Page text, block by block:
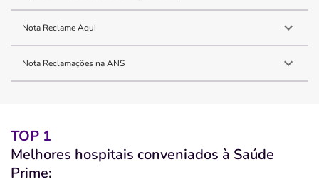
Nota Reclame Aqui
Nota Reclamações na ANS
TOP 1
Melhores hospitais conveniados à Saúde
Prime: